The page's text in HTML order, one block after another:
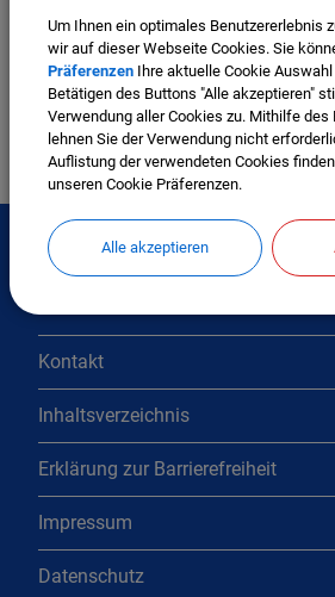
(214,89 KB)
Kontakt
Inhaltsverzeichnis
Erklärung zur Barrierefreiheit
Impressum
Datenschutz
Um Ihnen ein optimales Benutzererlebnis
wir auf dieser Webseite Cookies. Sie
Präferenzen Ihre aktuelle Cookie
Betätigen des Buttons "Alle akzeptieren"
Verwendung aller Cookies zu. Mithilfe des
lehnen Sie der Verwendung nicht
Auflistung der verwendeten Cookies
unseren Cookie Präferenzen.
Alle akzeptieren